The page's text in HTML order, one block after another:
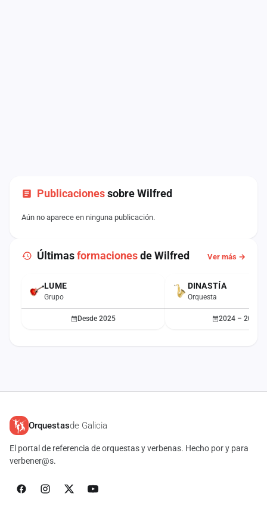
Publicacionessobre Wilfred
Aún no aparece en ninguna publicación.
Últimasformacionesde Wilfred Ver más →
ACTUALLUME
Grupo
Desde 2025
DINASTÍA
Orquesta
2024 – 2025
Orquestasde Galicia
El portal de referencia de orquestas y verbenas. Hecho por y para
verbener@s.